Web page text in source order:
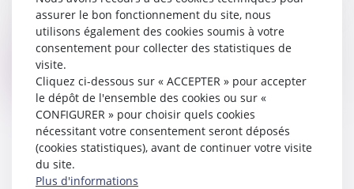
auquel il est destiné
18/07/2023
Lire la suite
<< < ... 12 13 14 15 16 17 18 > >>
assurer le bon fonctionnement du site, nous
utilisons également des cookies soumis à votre
consentement pour collecter des statistiques de
visite.
Cliquez ci-dessous sur « ACCEPTER » pour accepter
le dépôt de l'ensemble des cookies ou sur «
CONFIGURER » pour choisir quels cookies
nécessitant votre consentement seront déposés
(cookies statistiques), avant de continuer votre visite
du site.
Plus d'informations